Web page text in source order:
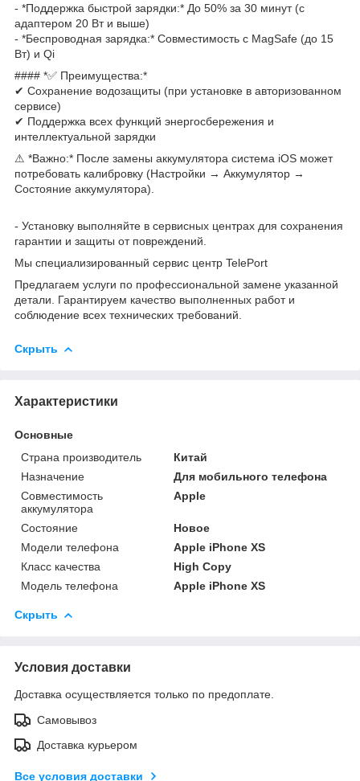
- *Поддержка быстрой зарядки:* До 50% за 30 минут (с
адаптером 20 Вт и выше)
- *Беспроводная зарядка:* Совместимость с MagSafe (до 15
Вт) и Qi
#### *✅ Преимущества:*
✔ Сохранение водозащиты (при установке в авторизованном
сервисе)
✔ Поддержка всех функций энергосбережения и
интеллектуальной зарядки
⚠ *Важно:* После замены аккумулятора система iOS может
потребовать калибровку (Настройки → Аккумулятор →
Состояние аккумулятора).
- Установку выполняйте в сервисных центрах для сохранения
гарантии и защиты от повреждений.
Мы специализированный сервис центр TelePort
Предлагаем услуги по профессиональной замене указанной
детали. Гарантируем качество выполненных работ и
соблюдение всех технических требований.
Скрыть
Характеристики
Основные
Страна производитель
Китай
Назначение
Для мобильного телефона
Совместимость
аккумулятора
Apple
Состояние
Новое
Модели телефона
Apple iPhone XS
Класс качества
High Copy
Модель телефона
Apple iPhone XS
Скрыть
Условия доставки
Доставка осуществляется только по предоплате.
Самовывоз
Доставка курьером
Все условия доставки